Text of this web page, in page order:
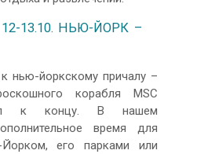
13.10. НЬЮ-ЙОРК –
нью-йоркскому причалу –
корабля MSC
к концу. В нашем
время для
его парками или